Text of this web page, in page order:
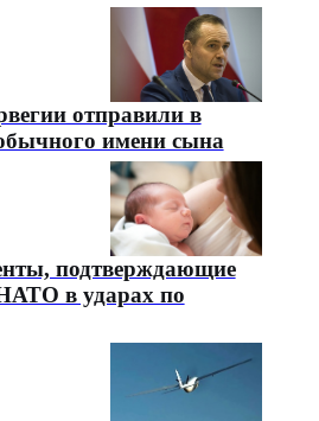
отправили в
имени сына
подтверждающие
в ударах по